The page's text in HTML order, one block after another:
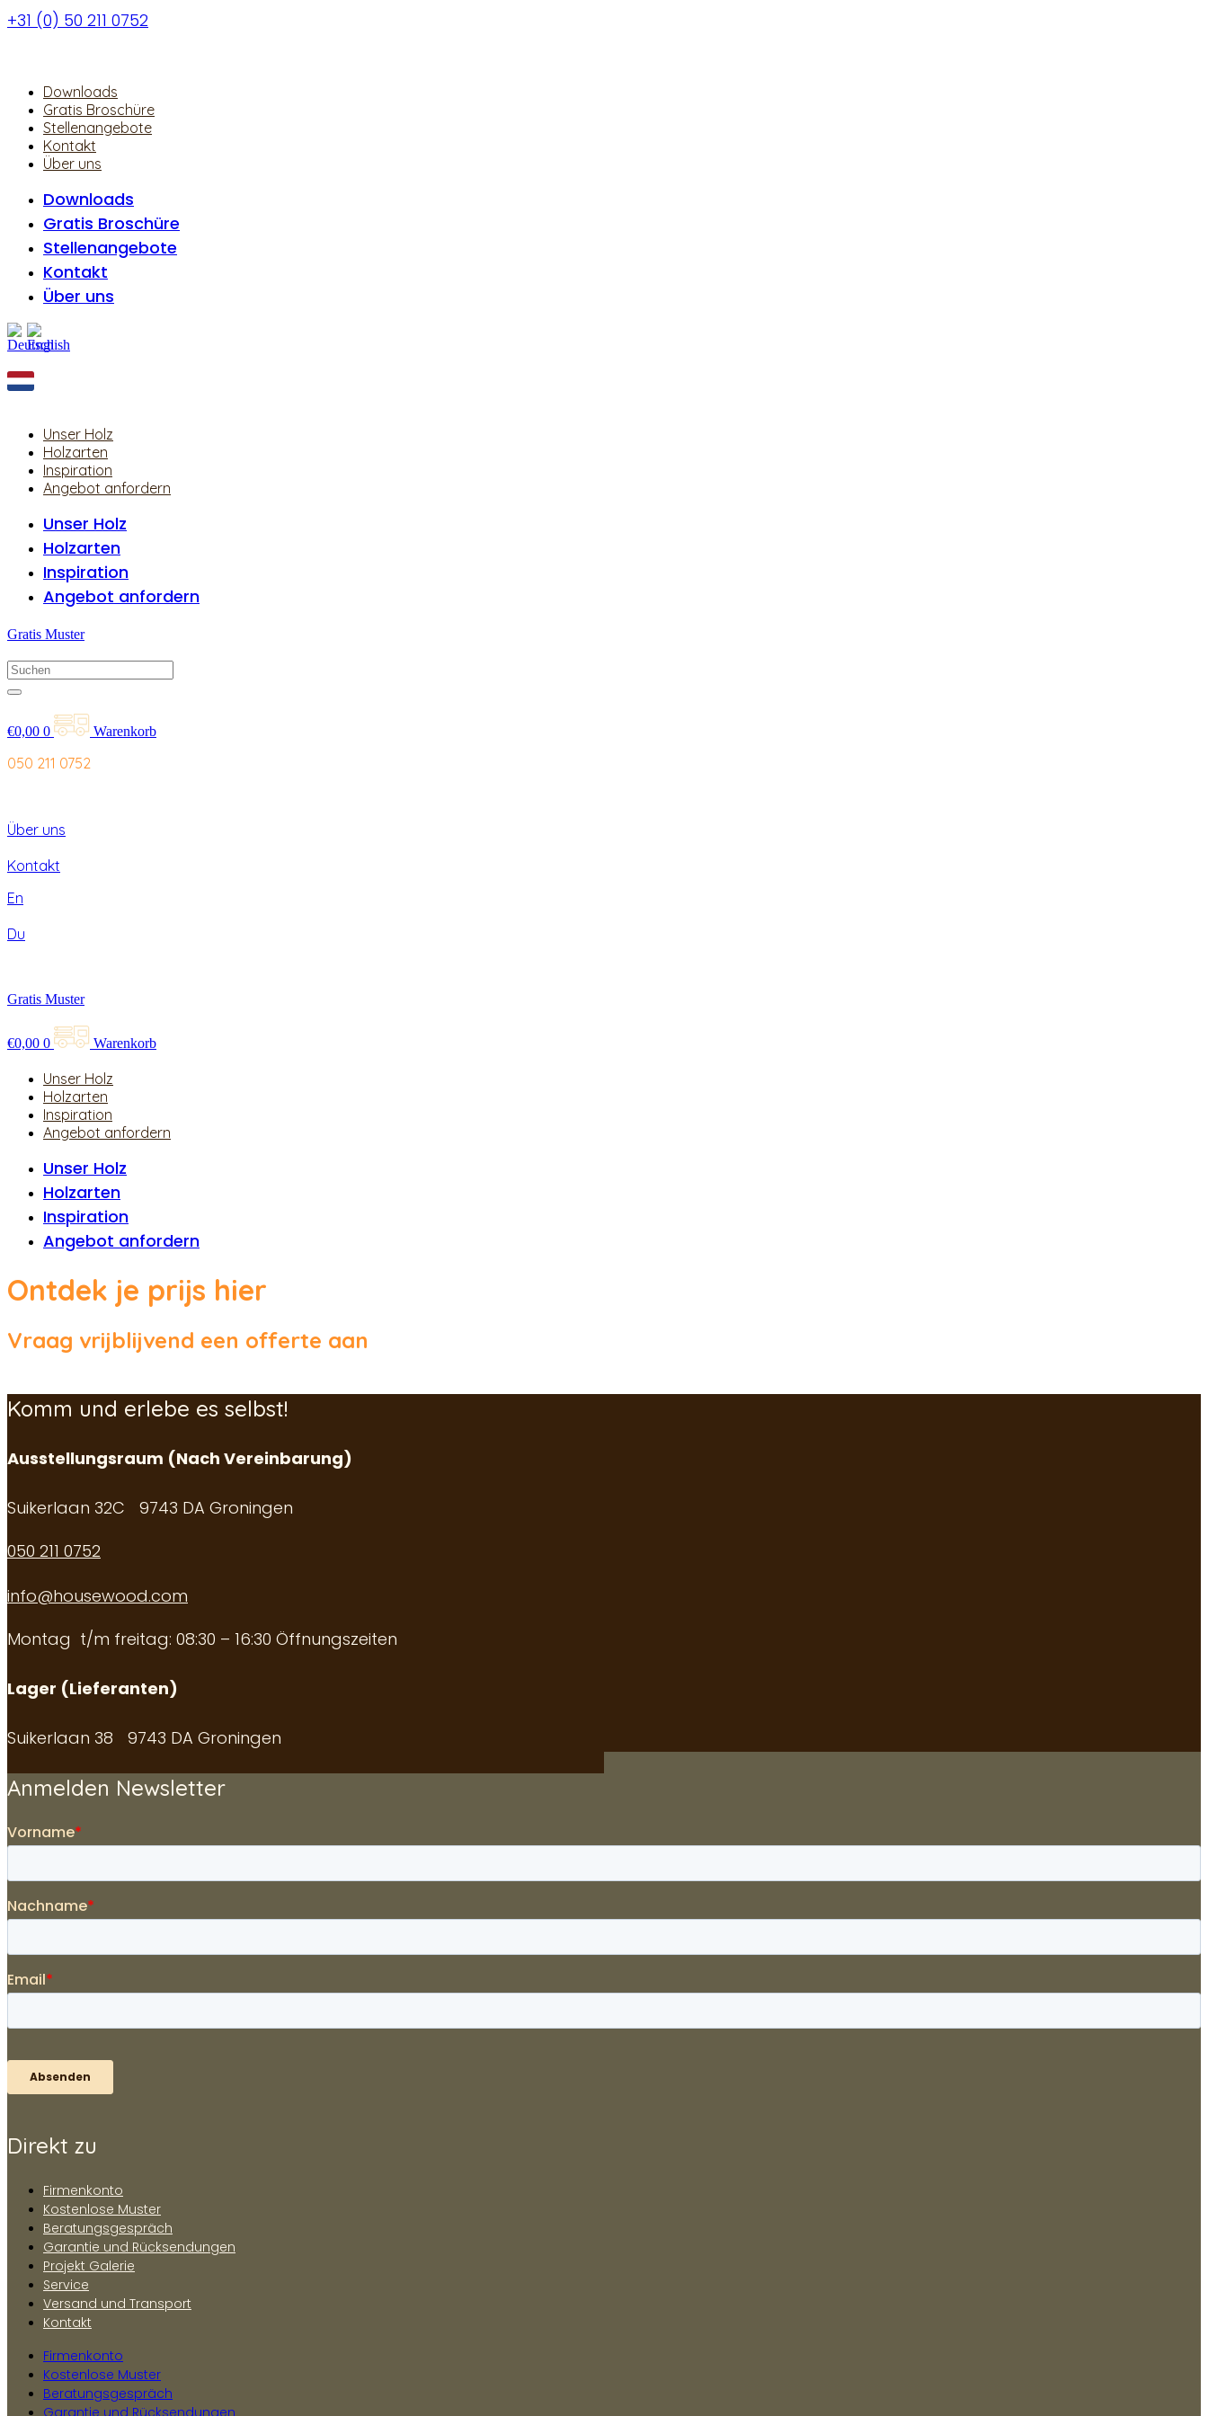
Zum
Inhalt
+31 (0) 50 211 0752
Downloads
Gratis Broschüre
Stellenangebote
Kontakt
Über uns
Downloads
Gratis Broschüre
Stellenangebote
Kontakt
Über uns
Unser Holz
Holzarten
Inspiration
Angebot anfordern
Unser Holz
Holzarten
Inspiration
Angebot anfordern
Gratis Muster
€0,00 0 Warenkorb
050 211 0752
Über uns
Kontakt
En
Du
Gratis Muster
€0,00 0 Warenkorb
Unser Holz
Holzarten
Inspiration
Angebot anfordern
Unser Holz
Holzarten
Inspiration
Angebot anfordern
Ontdek je prijs hier
Vraag vrijblijvend een offerte aan
Komm und erlebe es selbst!
Ausstellungsraum (Nach Vereinbarung)
Suikerlaan 32C 9743 DA Groningen
050 211 0752
info@housewood.com
Montag t/m freitag: 08:30 – 16:30 Öffnungszeiten
Lager (Lieferanten)
Suikerlaan 38 9743 DA Groningen
Anmelden Newsletter
Direkt zu
Firmenkonto
Kostenlose Muster
Beratungsgespräch
Garantie und Rücksendungen
Projekt Galerie
Service
Versand und Transport
Kontakt
Firmenkonto
Kostenlose Muster
Beratungsgespräch